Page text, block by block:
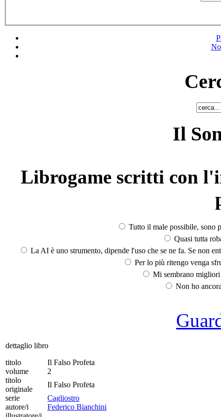
Il
Librogame scritti con
Tutto il male possibile, sono
Quasi tutta
La AI è uno strumento, dipende l'uso che se ne fa. Se non
Per lo più ritengo venga
Mi sembrano
Non ho
dettaglio libro
titolo
Il Falso Profeta
volume
2
titolo
originale
Il Falso Profeta
serie
Cagliostro
autore/i
Federico Bianchini